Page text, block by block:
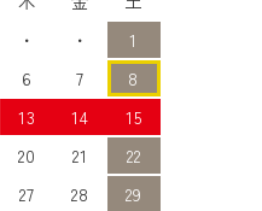
・ ・
1
6 7
8
13 14
15
20 21
22
27 28
29